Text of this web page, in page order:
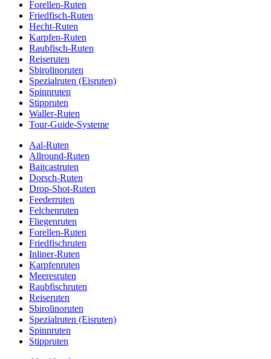
Forellen-Ruten
Friedfisch-Ruten
Hecht-Ruten
Karpfen-Ruten
Raubfisch-Ruten
Reiseruten
Sbirolinoruten
Spezialruten (Eisruten)
Spinnruten
Stippruten
Waller-Ruten
Tour-Guide-Systeme
Aal-Ruten
Allround-Ruten
Baitcastruten
Dorsch-Ruten
Drop-Shot-Ruten
Feederruten
Felchenruten
Fliegenruten
Forellen-Ruten
Friedfischruten
Inliner-Ruten
Karpfenruten
Meeresruten
Raubfischruten
Reiseruten
Sbirolinoruten
Spezialruten (Eisruten)
Spinnruten
Stippruten